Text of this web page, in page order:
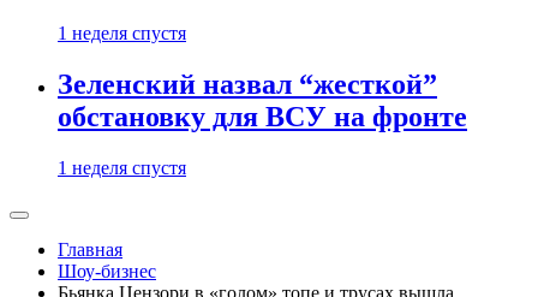
1 неделя спустя
Зеленский назвал “жесткой”
обстановку для ВСУ на фронте
1 неделя спустя
Главная
Шоу-бизнес
Бьянка Цензори в «голом» топе и трусах вышла